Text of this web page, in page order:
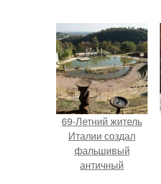
69-Летний житель
Италии создал
фальшивый
античный